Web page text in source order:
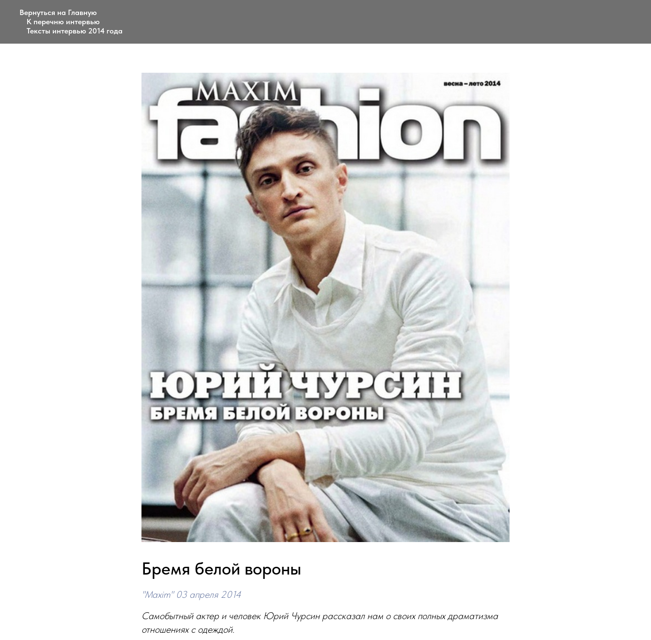
Вернуться на Главную
К перечню интервью
Тексты интервью 2014 года
Бремя белой вороны
"Maxim" 03 апреля 2014
Самобытный актер и человек Юрий Чурсин рассказал нам о своих полных драматизма
отношениях с одеждой.